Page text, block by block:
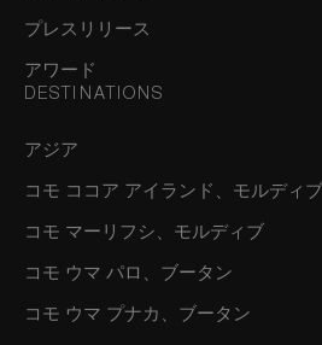
プレスリリース
アワード
DESTINATIONS
アジア
コモ ココア アイランド、モルディブ
コモ マーリフシ、モルディブ
コモ ウマ パロ、ブータン
コモ ウマ プナカ、ブータン